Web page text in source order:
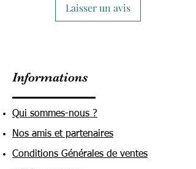
Laisser un avis
Informations
Qui sommes-nous ?
Nos amis et partenaires
Conditions Générales de ventes